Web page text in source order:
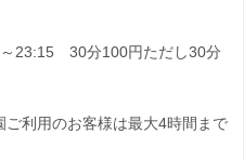
23:15 30分100円ただし30分
利用のお客様は最大4時間まで